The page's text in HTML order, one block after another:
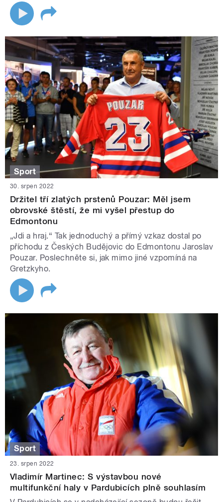
Sport
30. srpen 2022
Držitel tří zlatých prstenů Pouzar: Měl jsem
obrovské štěstí, že mi vyšel přestup do
Edmontonu
„Jdi a hraj.“ Tak jednoduchý a přímý vzkaz dostal po
příchodu z Českých Budějovic do Edmontonu Jaroslav
Pouzar. Poslechněte si, jak mimo jiné vzpomíná na
Gretzkyho.
Sport
23. srpen 2022
Vladimír Martinec: S výstavbou nové
multifunkční haly v Pardubicích plně souhlasím